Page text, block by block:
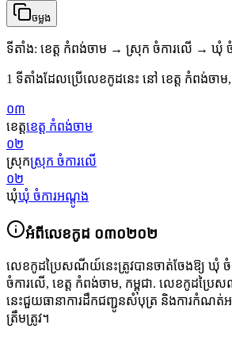
ចម្លង
ទីតាំង: ខេត្ត កំពង់ចាម → ស្រុក ចំការលើ → ឃុំ
1 ទីតាំងដែលប្រើលេខកូដនេះ នៅ ខេត្ត កំពង់ចាម,
០៣
ខេត្តខេត្ត កំពង់ចាម
០២
ស្រុកស្រុក ចំការលើ
០២
ឃុំឃុំ ចំការអណ្ដូង
អំពីលេខកូដ ០៣០២០២
លេខកូដប្រៃសណីយ៍នេះត្រូវបានចាត់ចែងឱ្យ ឃុំ ចំ
ចំការលើ, ខេត្ត កំពង់ចាម, កម្ពុជា. លេខកូដប្រៃស
នេះជួយធានាការដឹកជញ្ជូនសំបុត្រ និងការកំណត់
ត្រឹមត្រូវ។